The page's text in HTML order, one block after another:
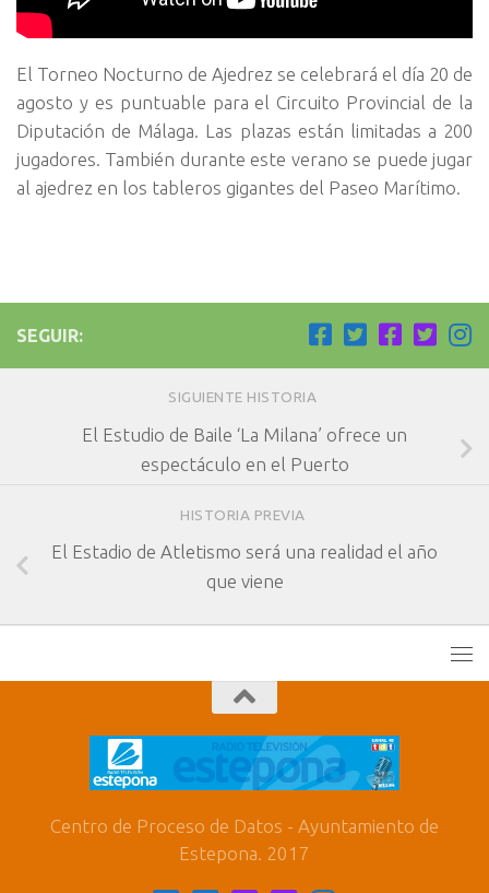
El Torneo Nocturno de Ajedrez se celebrará el día 20 de
agosto y es puntuable para el Circuito Provincial de la
Diputación de Málaga. Las plazas están limitadas a 200
jugadores. También durante este verano se puede jugar
al ajedrez en los tableros gigantes del Paseo Marítimo.
SEGUIR:
SIGUIENTE HISTORIA
El Estudio de Baile ‘La Milana’ ofrece un
espectáculo en el Puerto
HISTORIA PREVIA
El Estadio de Atletismo será una realidad el año
que viene
Centro de Proceso de Datos - Ayuntamiento de
Estepona. 2017